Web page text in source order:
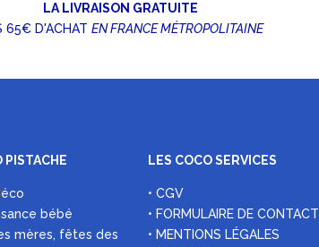
LA LIVRAISON GRATUITE
65€ D'ACHAT EN FRANCE MÉTROPOLITAINE
PISTACHE
bébé
mères, fêtes des
LES COCO SERVICES
• CGV
• FORMULAIRE DE CONTACT
• MENTIONS LÉGALES